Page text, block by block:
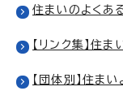
住まいのよくあ
【リンク集】住
【団体別】住ま